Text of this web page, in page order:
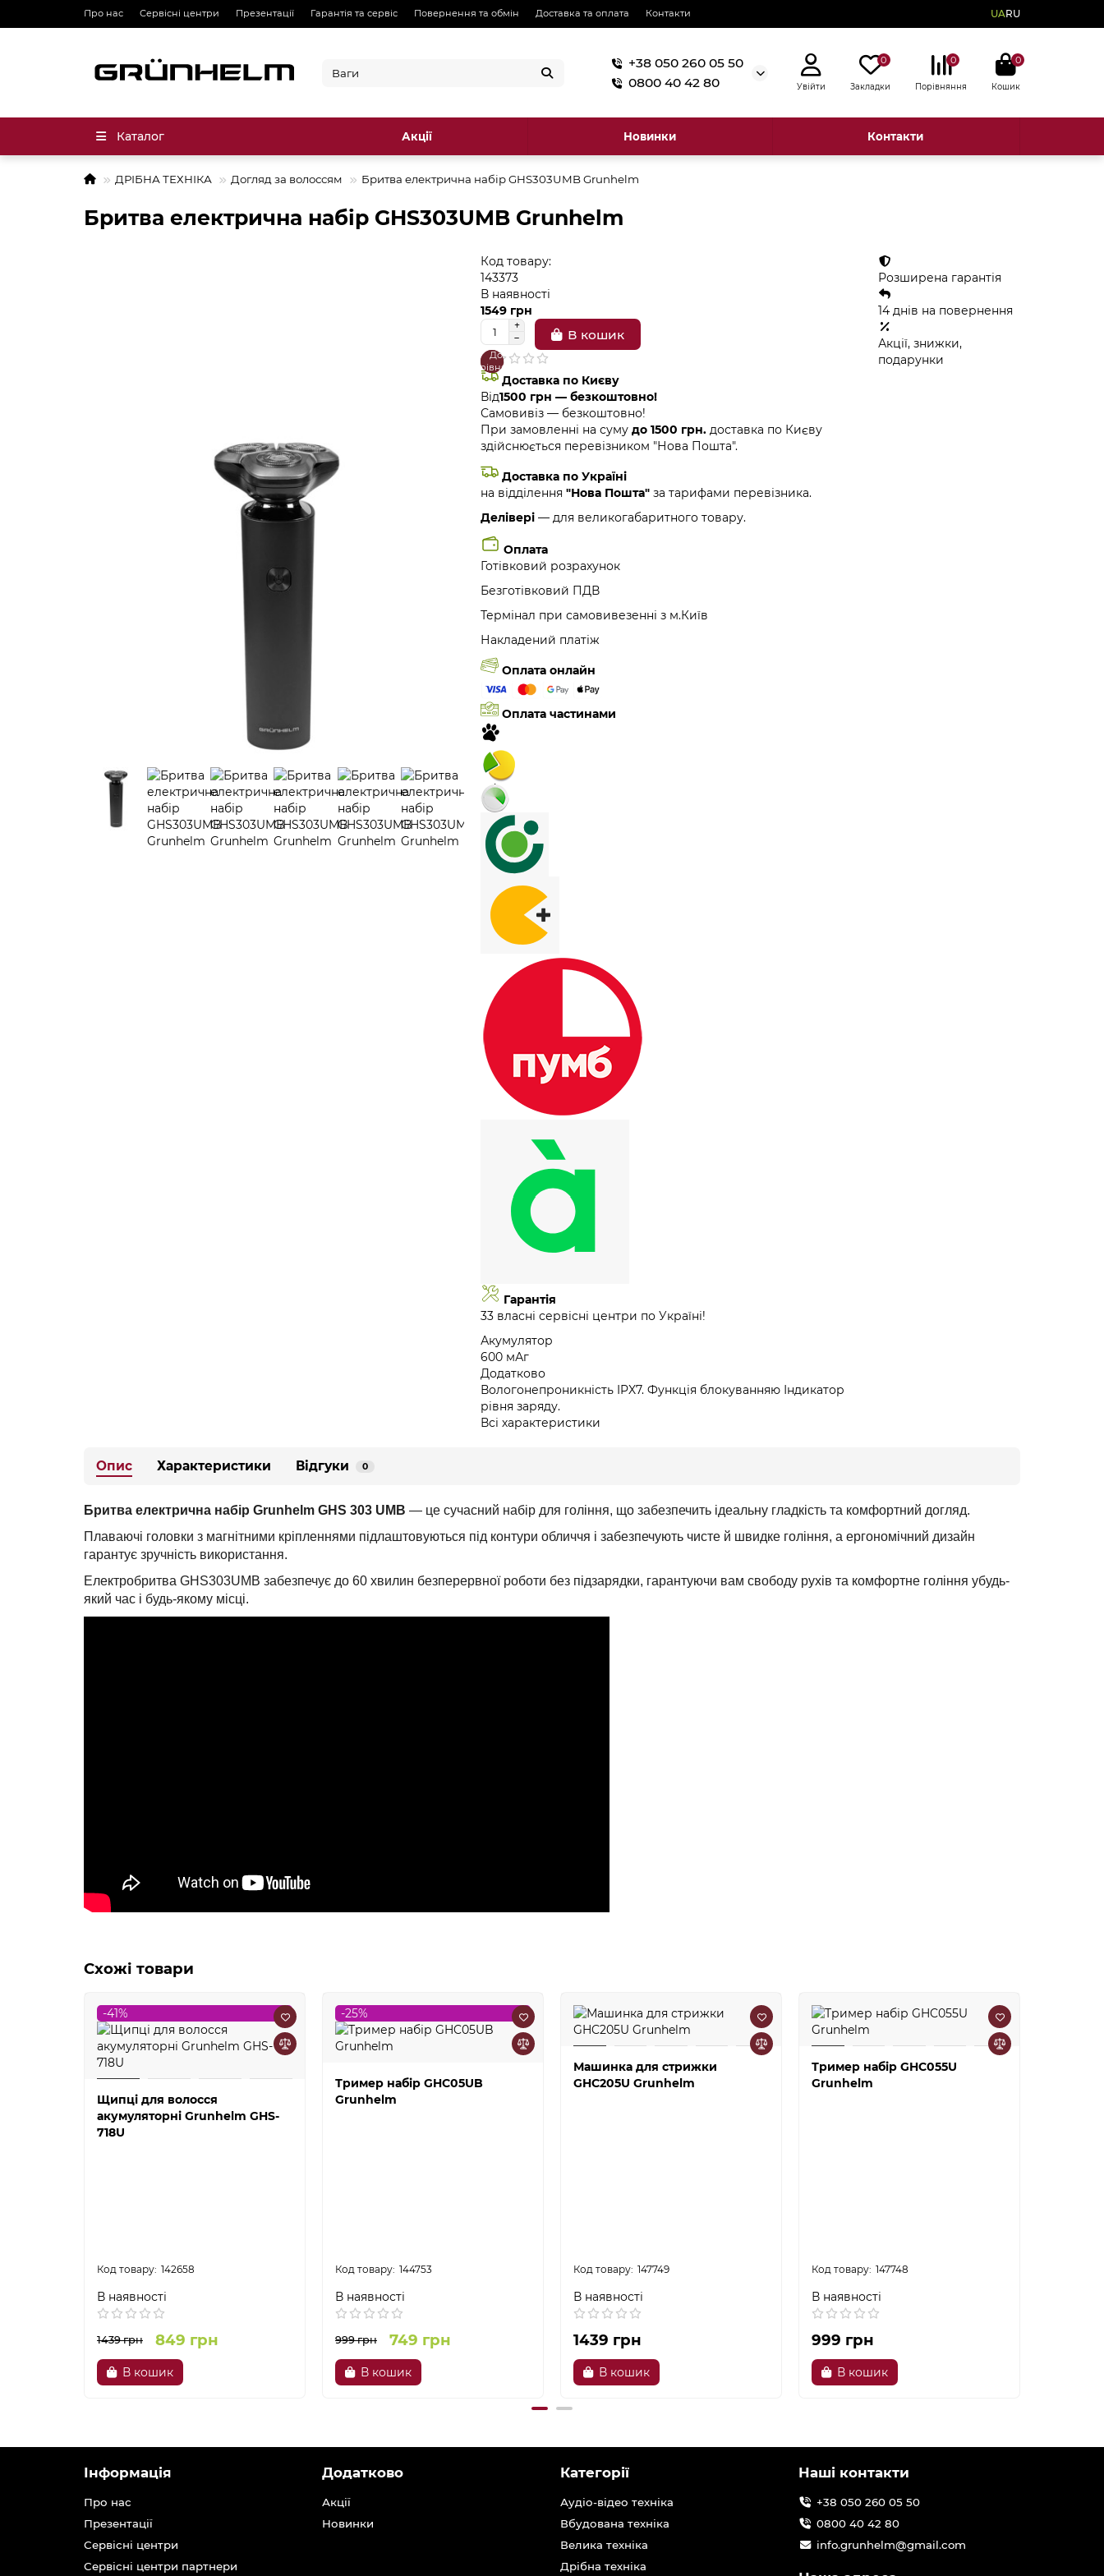
Про нас Сервісні центри Презентації Гарантія та сервіс Повернення та обмін Доставка та оплата Контакти UARU
+38 050 260 05 50
0800 40 42 80
Увійти
0
Закладки
0
Порівняння
0
Кошик
Каталог Акції Новинки Контакти
ДРІБНА ТЕХНІКА Догляд за волоссям Бритва електрична набір GHS303UMB Grunhelm
Бритва електрична набір GHS303UMB Grunhelm
Код товару:
143373
В наявності
1549 грн
В кошик
В
закладки
До
порівняння
Доставка по Києву
Від1500 грн — безкоштовно!
Самовивіз — безкоштовно!
При замовленні на сумудо 1500 грн. доставка по Києву
здійснюється перевізником "Нова Пошта".
Доставка по Україні
на відділення"Нова Пошта"за тарифами перевізника.
Делівері — для великогабаритного товару.
Оплата
Готівковий розрахунок
Безготівковий ПДВ
Термінал при самовивезенні з м.Київ
Накладений платіж
Оплата онлайн
Оплата частинами
Гарантія
33 власні сервісні центри по Україні!
Акумулятор
600 мАг
Додатково
Вологонепроникність IPX7. Функція блокуванняю Індикатор
рівня заряду.
Всі характеристики
Розширена гарантія
14 днів на повернення
Акції, знижки,
подарунки
Опис Характеристики Відгуки 0
Бритва електрична набір Grunhelm GHS 303 UMB — це сучасний набір для гоління, що забезпечить ідеальну гладкість та комфортний догляд.
Плаваючі головки з магнітними кріпленнями підлаштовуються під контури обличчя і забезпечують чисте й швидке гоління, а ергономічний дизайн
гарантує зручність використання.
Електробритва GHS303UMB забезпечує до 60 хвилин безперервної роботи без підзарядки, гарантуючи вам свободу рухів та комфортне гоління убудь-
який час і будь-якому місці.
Схожі товари
-41%
Щипці для волосся
акумуляторні Grunhelm GHS-
718U
142658
В наявності
1439 грн 849 грн
В кошик
-25%
Тример набір GHC05UB
Grunhelm
144753
В наявності
999 грн 749 грн
В кошик
Машинка для стрижки
GHC205U Grunhelm
147749
В наявності
1439 грн
В кошик
Тример набір GHC055U
Grunhelm
147748
В наявності
999 грн
В кошик
Інформація
Про нас
Презентації
Сервісні центри
Сервісні центри партнери
Додатково
Акції
Новинки
Категорії
Аудіо-відео техніка
Вбудована техніка
Велика техніка
Дрібна техніка
Наші контакти
+38 050 260 05 50
0800 40 42 80
info.grunhelm@gmail.com